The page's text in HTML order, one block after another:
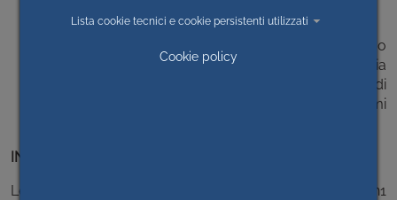
fabbricazione ai fini della commercializzazione o
produzione per il fabbisogno esclusivo della propria
azienda di mangimi composti utilizzando additivi di
mangimi o premiscele contenenti additivi di mangimi
INDICAZIONI OPERATIVE
Le istanze devono essere presentate all'Asl Cn1
Lista cookie tecnici e cookie persistenti utilizzati
Cookie policy